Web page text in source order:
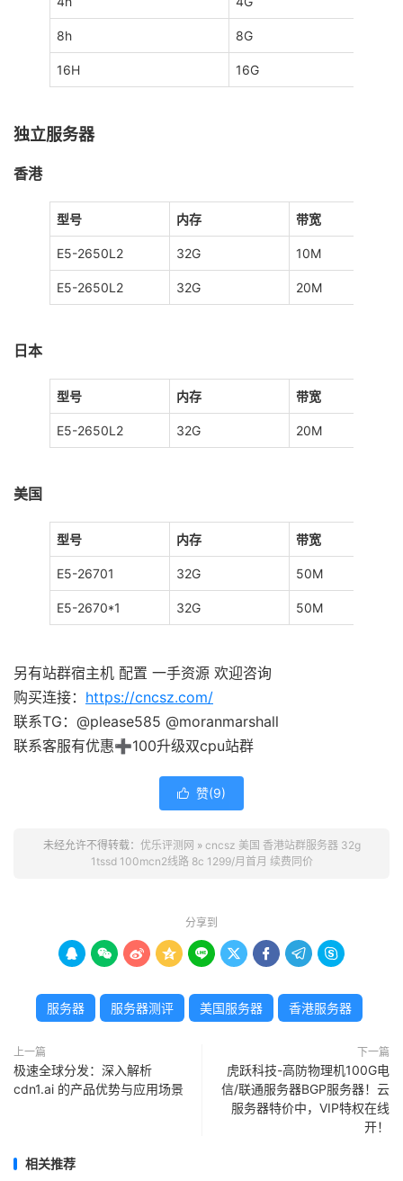
8h 8G
16H 16G
独立服务器
香港
型号 内存 带宽
E5-2650L2 32G 10M
E5-2650L2 32G 20M
日本
型号 内存 带宽
E5-2650L2 32G 20M
美国
型号 内存 带宽
E5-26701 32G 50M
E5-2670*1 32G 50M
另有站群宿主机 配置 一手资源 欢迎咨询
购买连接： https://cncsz.com/
联系TG：@please585 @moranmarshall
联系客服有优惠➕100升级双cpu站群
 赞(9)
未经允许不得转载： 优乐评测网 » cncsz 美国 香港站群服务器 32g
1tssd 100mcn2线路 8c 1299/月首月 续费同价
分享到
        
服务器 服务器测评 美国服务器 香港服务器
上一篇
极速全球分发：深入解析
cdn1.ai 的产品优势与应用场景
下一篇
虎跃科技-高防物理机100G电
信/联通服务器BGP服务器！云
服务器特价中，VIP特权在线
开！
相关推荐